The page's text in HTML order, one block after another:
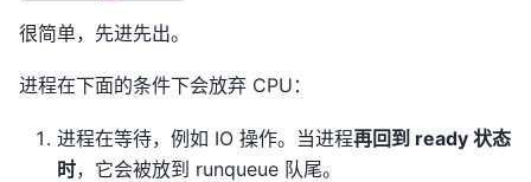
很简单，先进先出。
进程在下面的条件下会放弃 CPU：
进程在等待，例如 IO 操作。当进程再回到 ready 状态
时，它会被放到 runqueue 队尾。